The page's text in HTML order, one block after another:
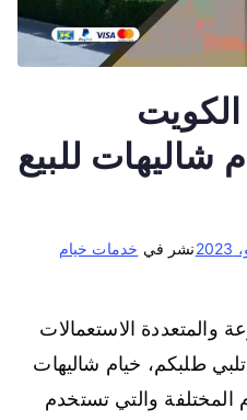
خيام شاليهات للبيع
نشر في خدمات خيام
والمتعددة الاستعمالات
طلبكم، خيام شاليهات
المختلفة والتي تستخدم